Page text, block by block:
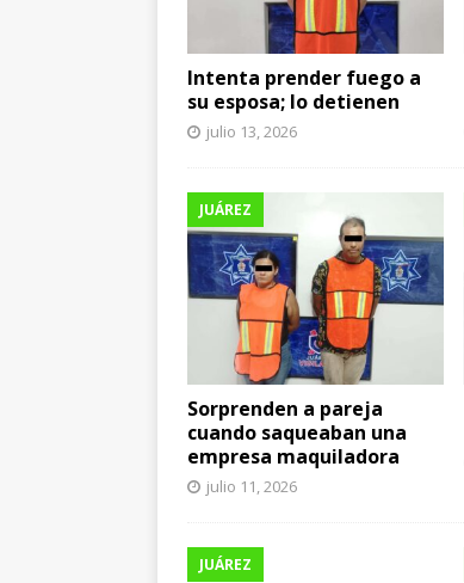
Intenta prender fuego a
su esposa; lo detienen
julio 13, 2026
JUÁREZ
Sorprenden a pareja
cuando saqueaban una
empresa maquiladora
julio 11, 2026
JUÁREZ